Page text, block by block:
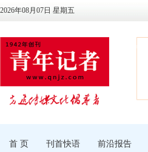
2026年08月07日 星期五
首 页 刊首快语 前沿报告